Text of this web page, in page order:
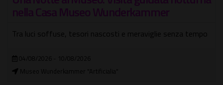
senza tempo
Passeggiata guidata con cantante tra
romanità
Chiesa di Santa Maria Liberatrice